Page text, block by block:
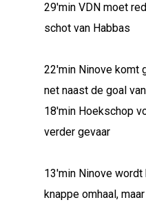
29'min VDN moet
schot van Habbas
22'min Ninove komt
net naast de goal
18'min Hoekschop
verder gevaar
13'min Ninove
knappe omhaal,